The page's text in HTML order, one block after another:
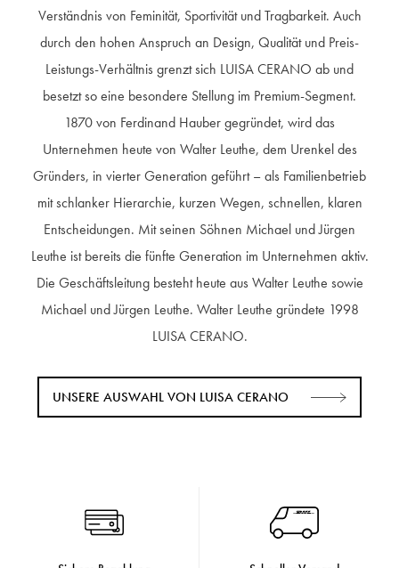
Verständnis von Feminität, Sportivität und Tragbarkeit. Auch
durch den hohen Anspruch an Design, Qualität und Preis-
Leistungs-Verhältnis grenzt sich LUISA CERANO ab und
besetzt so eine besondere Stellung im Premium-Segment.
1870 von Ferdinand Hauber gegründet, wird das
Unternehmen heute von Walter Leuthe, dem Urenkel des
Gründers, in vierter Generation geführt – als Familienbetrieb
mit schlanker Hierarchie, kurzen Wegen, schnellen, klaren
Entscheidungen. Mit seinen Söhnen Michael und Jürgen
Leuthe ist bereits die fünfte Generation im Unternehmen aktiv.
Die Geschäftsleitung besteht heute aus Walter Leuthe sowie
Michael und Jürgen Leuthe. Walter Leuthe gründete 1998
LUISA CERANO.
UNSERE AUSWAHL VON LUISA CERANO